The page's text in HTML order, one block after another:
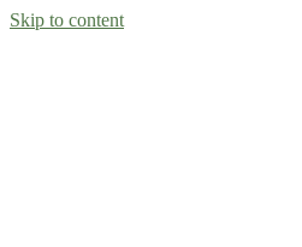
Skip to content